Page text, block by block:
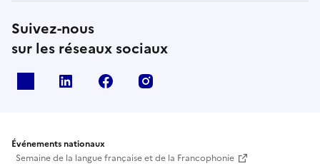
Suivez-nous
sur les réseaux sociaux
Linkedin Facebook
Événements nationaux
Semaine de la langue française et de la Francophonie